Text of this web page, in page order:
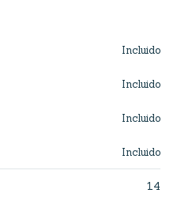
Incluido
Incluido
Incluido
Incluido
14